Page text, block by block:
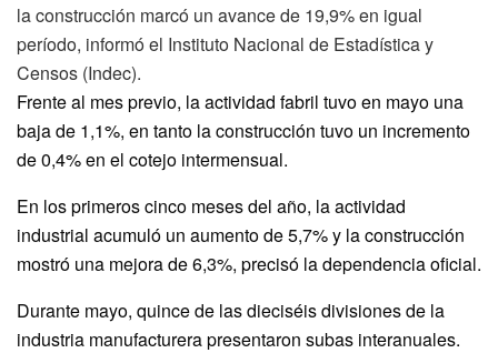
la construcción marcó un avance de 19,9% en igual
período, informó el Instituto Nacional de Estadística y
Censos (Indec).
Frente al mes previo, la actividad fabril tuvo en mayo una
baja de 1,1%, en tanto la construcción tuvo un incremento
de 0,4% en el cotejo intermensual.
En los primeros cinco meses del año, la actividad
industrial acumuló un aumento de 5,7% y la construcción
mostró una mejora de 6,3%, precisó la dependencia oficial.
Durante mayo, quince de las dieciséis divisiones de la
industria manufacturera presentaron subas interanuales.